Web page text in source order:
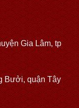
Gia Lâm, tp
Bưởi, quận Tây